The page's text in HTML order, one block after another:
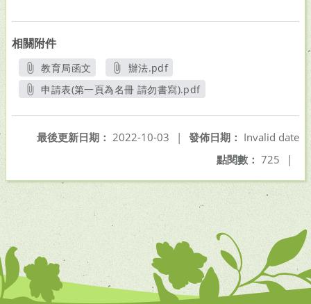
相關附件
教育局函文
另開新視窗
辦法.pdf
另開新視窗
申請表(第一頁為名冊 請勿書寫).pdf
發佈日期： Invalid date
最後更新日期： 2022-10-03
|
點閱數： 725 |